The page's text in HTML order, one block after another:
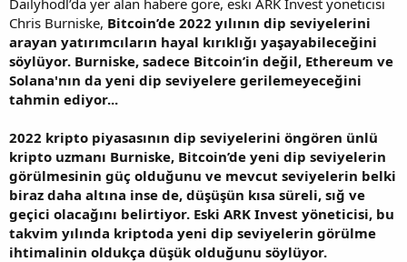
Dailyhodl’da yer alan habere göre, eski ARK Invest yöneticisi
Chris Burniske, Bitcoin’de 2022 yılının dip seviyelerini
arayan yatırımcıların hayal kırıklığı yaşayabileceğini
söylüyor. Burniske, sadece Bitcoin’in değil, Ethereum ve
Solana'nın da yeni dip seviyelere gerilemeyeceğini
tahmin ediyor...
2022 kripto piyasasının dip seviyelerini öngören ünlü
kripto uzmanı Burniske, Bitcoin’de yeni dip seviyelerin
görülmesinin güç olduğunu ve mevcut seviyelerin belki
biraz daha altına inse de, düşüşün kısa süreli, sığ ve
geçici olacağını belirtiyor. Eski ARK Invest yöneticisi, bu
takvim yılında kriptoda yeni dip seviyelerin görülme
ihtimalinin oldukça düşük olduğunu söylüyor.